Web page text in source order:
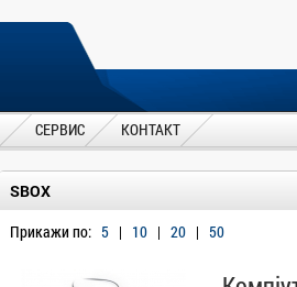
СЕРВИС КОНТАКТ
SBOX
Прикажи по: 5 | 10 | 20 | 50